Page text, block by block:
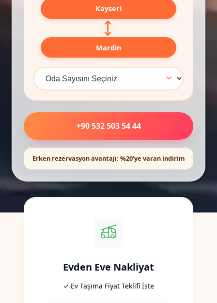
Kayseri
⟷
Mardin
+90 532 503 54 44
Erken rezervasyon avantajı: %20'ye varan indirim
Evden Eve Nakliyat
✓ Ev Taşıma Fiyat Teklifi İste